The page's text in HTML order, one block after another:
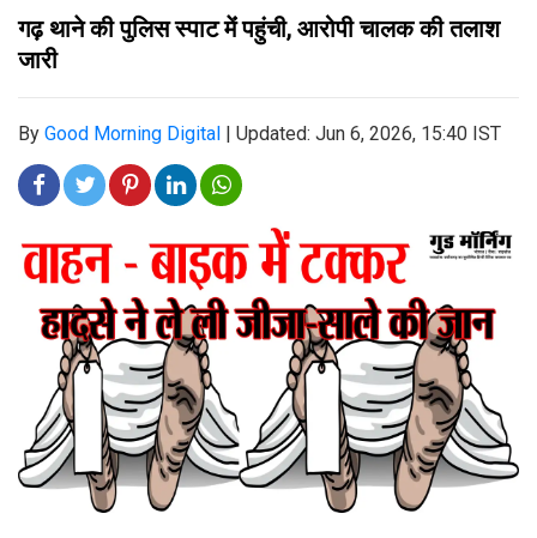
गढ़ थाने की पुलिस स्पाट मेंं पहुंची, आरोपी चालक की तलाश
जारी
By Good Morning Digital | Updated: Jun 6, 2026, 15:40 IST